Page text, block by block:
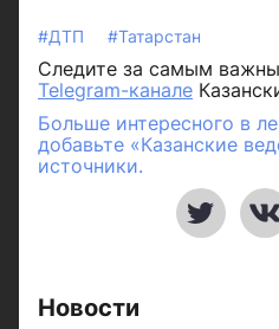
#ДТП #Татарстан
Следите за самым
Telegram-канале
Больше интересного в
добавьте «Казанские
источники.
Новости